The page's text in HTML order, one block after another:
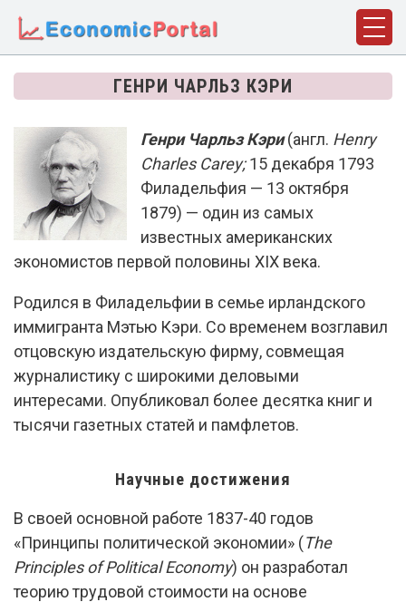
ГЕНРИ ЧАРЛЬЗ КЭРИ
Генри Чарльз Кэри(англ. Henry
Charles Carey;15 декабря 1793
Филадельфия — 13 октября
1879) — один из самых
известных американских
экономистов первой половины XIX века.
Родился в Филадельфии в семье ирландского
иммигранта Мэтью Кэри. Со временем возглавил
отцовскую издательскую фирму, совмещая
журналистику с широкими деловыми
интересами. Опубликовал более десятка книг и
тысячи газетных статей и памфлетов.
Научные достижения
В своей основной работе 1837-40 годов
«Принципы политической экономии» (The
Principles of Political Economy) он разработал
теорию трудовой стоимости на основе
ГЛАВНАЯ
ДИСЦИПЛИНЫ
ФАКТЫ
ИСТОРИЯ
БИОГРАФИИ
КОМПАНИИ
СТАТЬИ
СЛОВАРЬ